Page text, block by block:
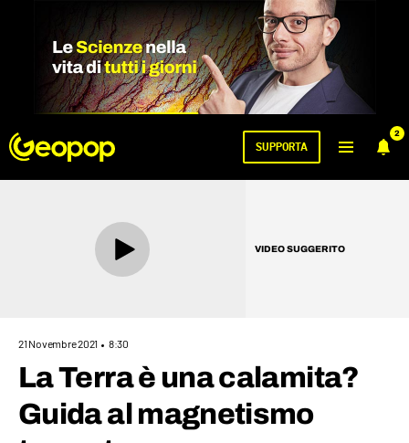
2
SUPPORTA
VIDEO SUGGERITO
21 Novembre 2021 8:30
La Terra è una calamita?
Guida al magnetismo